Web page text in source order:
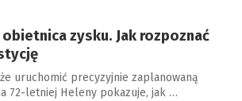
zysku. Jak rozpoznać
uruchomić precyzyjnie zaplanowaną
72-letniej Heleny pokazuje, jak …